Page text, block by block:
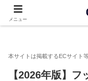
ゴルフ
【2026年版】
メニュー